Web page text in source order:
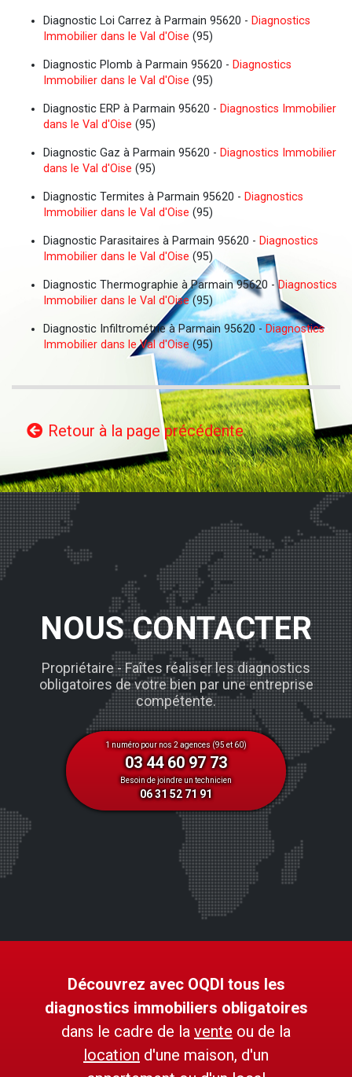
Diagnostic Loi Carrez à Parmain 95620 - Diagnostics
Immobilier dans le Val d'Oise (95)
Diagnostic Plomb à Parmain 95620 - Diagnostics
Immobilier dans le Val d'Oise (95)
Diagnostic ERP à Parmain 95620 - Diagnostics Immobilier
dans le Val d'Oise (95)
Diagnostic Gaz à Parmain 95620 - Diagnostics Immobilier
dans le Val d'Oise (95)
Diagnostic Termites à Parmain 95620 - Diagnostics
Immobilier dans le Val d'Oise (95)
Diagnostic Parasitaires à Parmain 95620 - Diagnostics
Immobilier dans le Val d'Oise (95)
Diagnostic Thermographie à Parmain 95620 -Diagnostics
Immobilier dans le Val d'Oise(95)
Diagnostic Infiltrométrie à Parmain 95620 - Diagnostics
Immobilier dans le Val d'Oise(95)
Retour à la page précédente
NOUS CONTACTER
Propriétaire - Faîtes réaliser les diagnostics
obligatoires de votre bien par une entreprise
compétente.
1 numéro pour nos 2 agences (95 et 60)
03 44 60 97 73
Besoin de joindre un technicien
06 31 52 71 91
Découvrez avec OQDI tous les
diagnostics immobiliers obligatoires
dans le cadre de la vente ou de la
location d'une maison, d'un